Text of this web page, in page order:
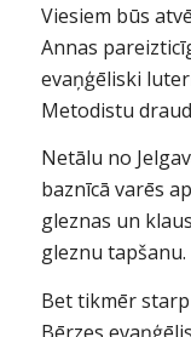
Viesiem būs
Annas
evaņģēliski
Metodistu
Netālu no
baznīcā varēs
gleznas un
gleznu tapšanu.
Bet tikmēr